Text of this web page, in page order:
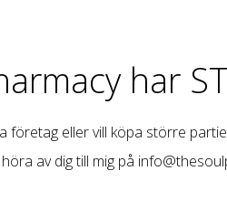
har
företag eller vill köpa större
av dig till mig på